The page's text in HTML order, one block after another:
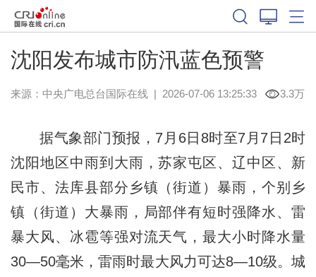
沈阳发布城市防汛蓝色预警
来源：中央广电总台国际在线| 2026-07-06 13:25:33 3.3万
据气象部门预报，7月6日8时至7月7日2时
沈阳地区中雨到大雨，苏家屯区、辽中区、新
民市、法库县部分乡镇（街道）暴雨，个别乡
镇（街道）大暴雨，局部伴有短时强降水、雷
暴大风、冰雹等强对流天气，最大小时降水量
30—50毫米，雷雨时最大风力可达8—10级。城